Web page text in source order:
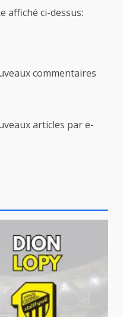
affiché ci-dessus:
commentaires
articles par e-